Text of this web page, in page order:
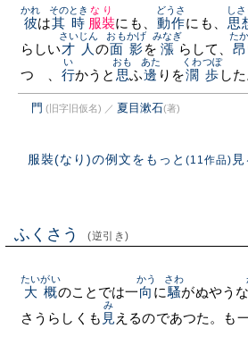
彼
かれ
は其時
そのとき
服裝
なり
にも、 動作
どうさ
にも、 思
しさ
らしい才人
さいじん
の面影
おもかげ
を 漲
みなぎ
らして、 昂
たか
つゝ、 行
い
かうと 思
おも
ふ邊
あた
りを濶歩
くわつぽ
した
門 (旧字旧仮名) ／ 夏目漱石(著)
服裝(なり)の例文をもっと (11作品)
ふくさう (逆引き)
大概
たいがい
のことでは一向
かう
に騷
さわ
がぬやうな
さうらしくも 見
み
えるのであつた。も